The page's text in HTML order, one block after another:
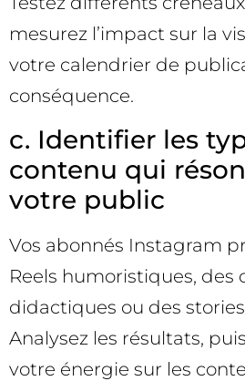
mesurez l’impact sur la
votre calendrier de
conséquence.
c. Identifier les
contenu qui
votre public
Vos abonnés Instagram
Reels humoristiques, des
didactiques ou des
Analysez les résultats,
votre énergie sur les